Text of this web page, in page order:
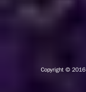
Copyright © 2016